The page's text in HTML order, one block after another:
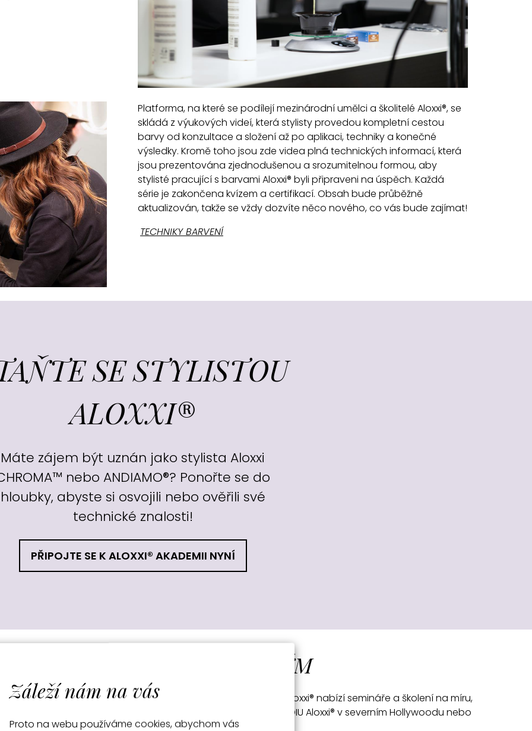
Platforma, na které se podílejí mezinárodní umělci a školitelé Aloxxi®, se
skládá z výukových videí, která stylisty provedou kompletní cestou
barvy od konzultace a složení až po aplikaci, techniky a konečné
výsledky. Kromě toho jsou zde videa plná technických informací, která
jsou prezentována zjednodušenou a srozumitelnou formou, aby
stylisté pracující s barvami Aloxxi® byli připraveni na úspěch. Každá
série je zakončena kvízem a certifikací. Obsah bude průběžně
aktualizován, takže se vždy dozvíte něco nového, co vás bude zajímat!
TECHNIKY BARVENÍ
SE STYLISTOU
ALOXXI®
Máte zájem být uznán jako stylista Aloxxi
nebo ANDIAMO®? Ponořte se do
hloubky, abyste si osvojili nebo ověřili své
technické znalosti!
PŘIPOJTE SE K ALOXXI® AKADEMII NYNÍ
NÁRODNÍ A UMĚLECKÝ TÝM
podílejí na vedení tvůrčích dílen po celé zemi. Společnost Aloxxi® nabízí semináře a školení na míru,
pro ně relevantní. Stylisté se mohou připojit k RODINĚ ve STUDIU Aloxxi® v severním Hollywoodu nebo
kurzů nabízených ve STUDIU na cestách.
Záleží nám na vás
Proto na webu používáme cookies, abychom vás